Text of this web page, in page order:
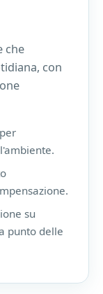
che
con
su
punto delle